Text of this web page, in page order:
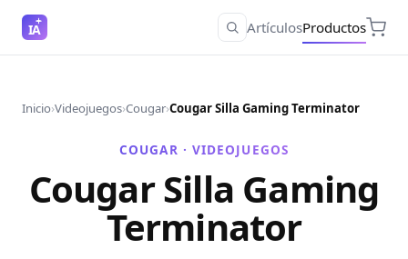
IA ArtículosProductos
Inicio›Videojuegos›Cougar›Cougar Silla Gaming Terminator
COUGAR · VIDEOJUEGOS
Cougar Silla Gaming
Terminator